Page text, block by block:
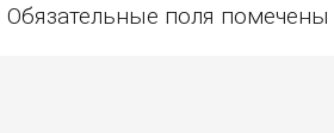
Обязательные поля помечены